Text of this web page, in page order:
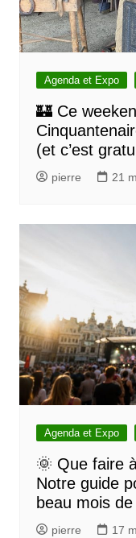
Agenda et Expo
🏰 Ce
(et c’est
pierre 21
Agenda et Expo
🌞 Que faire
Notre guide
beau mois de
pierre 17